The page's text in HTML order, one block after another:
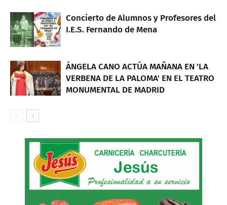
Concierto de Alumnos y Profesores del
I.E.S. Fernando de Mena
ÁNGELA CANO ACTÚA MAÑANA EN 'LA
VERBENA DE LA PALOMA' EN EL TEATRO
MONUMENTAL DE MADRID